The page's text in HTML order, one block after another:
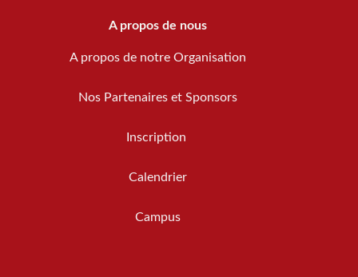
A propos de nous
A propos de notre Organisation
Nos Partenaires et Sponsors
Inscription
Calendrier
Campus